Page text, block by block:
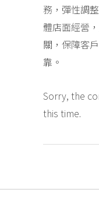
務，彈性調
體店面經營
關，保障客
靠。
Sorry, the
this time.